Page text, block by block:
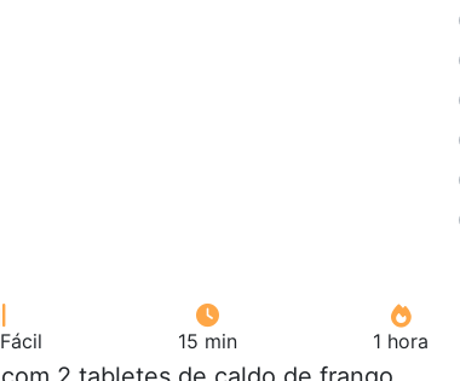
15 min 1 hora